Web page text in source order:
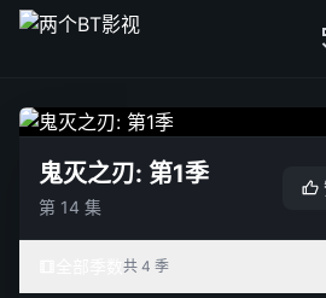
鬼灭之刃: 第1季
第 14 集
共 4 季